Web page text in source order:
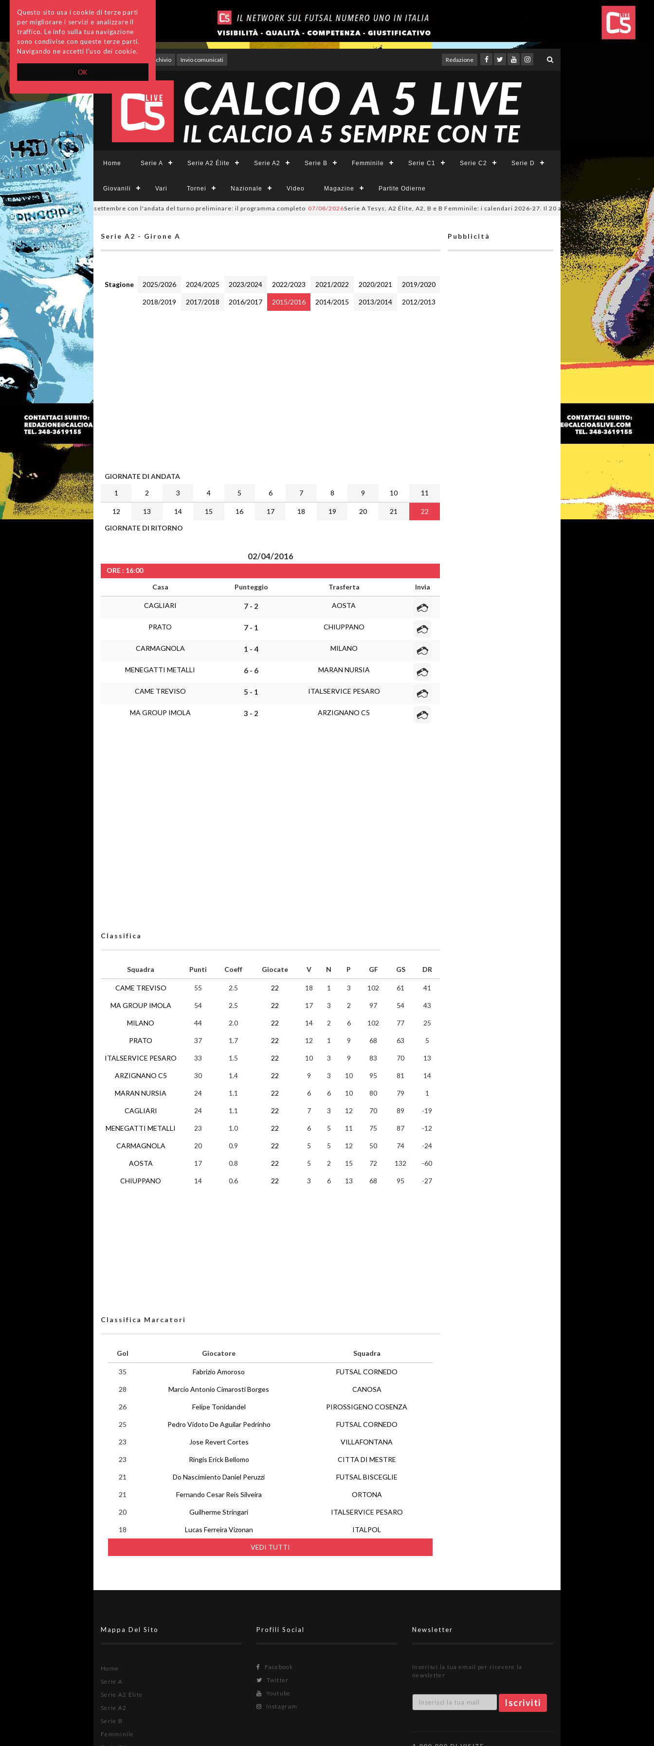
OK
Questo sito usa i cookie di terze parti
per migliorare i servizi e analizzare il
traffico. Le info sulla tua navigazione
sono condivise con queste terze parti.
Navigando ne accetti l'uso dei cookie.
Archivio Invio comunicati Redazione
Home Serie A Serie A2 Élite Serie A2 Serie B Femminile Serie C1 Serie C2 Serie D
Giovanili Vari Tornei Nazionale Video Magazine Partite Odierne
Divisione, si parte il 19 settembre con l'andata del turno preliminare: il programma completo 07/08/2026Serie A Tesys, A2 Élite, A2, B e B Femminile: i calendari 2026-27. Il 20 agosto la presentazione della Serie A
Serie A2 - Girone A
Stagione 2025/2026 2024/2025 2023/2024 2022/2023 2021/2022 2020/2021 2019/2020
2018/2019 2017/2018 2016/2017 2015/2016 2014/2015 2013/2014 2012/2013
GIORNATE DI ANDATA
1
2 3 4 5 6 7 8 9 10 11
12 13 14 15 16 17 18 19 20 21
22
GIORNATE DI RITORNO
02/04/2016
ORE : 16:00
Casa
Punteggio Trasferta Invia
CAGLIARI 7 - 2 AOSTA
PRATO 7 - 1 CHIUPPANO
CARMAGNOLA 1 - 4 MILANO
MENEGATTI METALLI 6 - 6 MARAN NURSIA
CAME TREVISO 5 - 1 ITALSERVICE PESARO
MA GROUP IMOLA 3 - 2 ARZIGNANO C5
Classifica
Squadra
CAME TREVISO
MA GROUP IMOLA
MILANO
PRATO
ITALSERVICE PESARO
ARZIGNANO C5
MARAN NURSIA
CAGLIARI
MENEGATTI METALLI
CARMAGNOLA
AOSTA
CHIUPPANO
Punti Coeff Giocate V N P GF GS DR
55 2.5 22 18 1 3 102 61 41
54 2.5 22 17 3 2 97 54 43
44 2.0 22 14 2 6 102 77 25
37 1.7 22 12 1 9 68 63 5
33 1.5 22 10 3 9 83 70 13
30 1.4 22 9 3 10 95 81 14
24 1.1 22 6 6 10 80 79 1
24 1.1 22 7 3 12 70 89 -19
23 1.0 22 6 5 11 75 87 -12
20 0.9 22 5 5 12 50 74 -24
17 0.8 22 5 2 15 72 132 -60
14 0.6 22 3 6 13 68 95 -27
Classifica Marcatori
Gol Giocatore Squadra
VEDI TUTTI
35 Fabrizio Amoroso FUTSAL CORNEDO
28 Marcio Antonio Cimarosti Borges CANOSA
26 Felipe Tonidandel PIROSSIGENO COSENZA
25 Pedro Vidoto De Aguilar Pedrinho FUTSAL CORNEDO
23 Jose Revert Cortes VILLAFONTANA
23 Ringis Erick Bellomo CITTA DI MESTRE
21 Do Nascimiento Daniel Peruzzi FUTSAL BISCEGLIE
21 Fernando Cesar Reis Silveira ORTONA
20 Guilherme Stringari ITALSERVICE PESARO
18 Lucas Ferreira Vizonan ITALPOL
Pubblicità
Mappa Del Sito
Home
Serie A
Serie A2 Élite
Serie A2
Serie B
Femminile
Profili Social
Facebook
Twitter
Youtube
Instagram
Newsletter
Inserisci la tua email per ricevere la
newsletter